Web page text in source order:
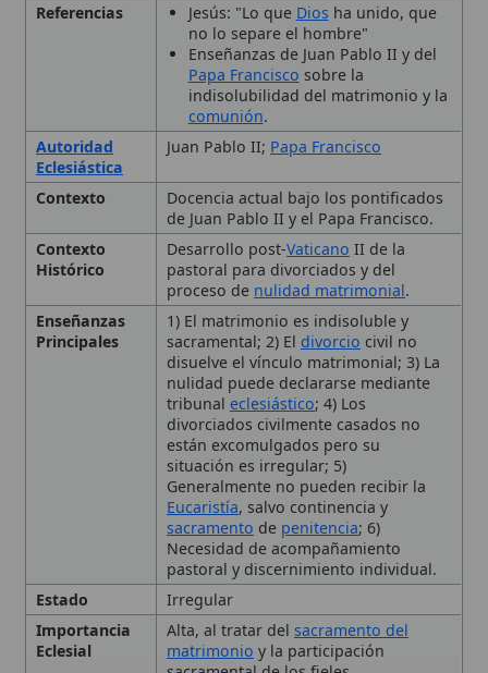
Autoridad
Juan Pablo II;Papa Francisco
Docencia actual bajo los pontificados
de Juan Pablo II y el Papa Francisco.
Histórico
Desarrollo post-Vaticano
pastoral para divorciados y del
proceso denulidad matrimonial.
Enseñanzas
Principales sacramental; 2) Eldivorciocivil no
disuelve el vínculo matrimonial; 3) La
nulidad puede declararse mediante
tribunaleclesiástico; 4) Los
divorciados civilmente casados no
están excomulgados pero su
situación es irregular; 5)
Generalmente no pueden recibir la
Eucaristía, salvo continencia y
sacramento depenitencia; 6)
Necesidad de acompañamiento
pastoral y discernimiento individual.
Irregular
Alta, al tratar delsacramento del
matrimonioy la participación
sacramental de los fieles.
Situación pastoral y doctrinal de los
católicos divorciados y civilmente
casados
Tipo
Doctrina
La Doctrina Católica del
🙏 Bienvenido a Wikitólica
Esta enciclopedia es un recurso privado de referencia sin
imprimatur. No sustituye al Catecismo, a la Sagrada
Escritura ni a los documentos oficiales de la Iglesia y está
destinada únicamente a la estudio personal. El borrador de